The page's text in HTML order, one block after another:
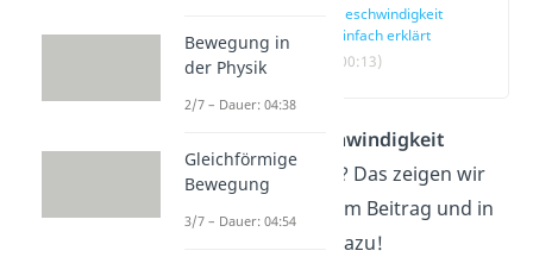
Geschwindigkeit
einfach erklärt
(00:13)
Geschwindigkeit
eigentlich genau? Das zeigen wir
dir hier in unserem Beitrag und in
dazu!
Bewegung in
der Physik
2/7 – Dauer: 04:38
Gleichförmige
Bewegung
3/7 – Dauer: 04:54